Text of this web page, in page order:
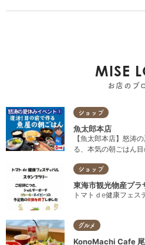
MISE
お店のブ
ショップ
魚太郎本店
【魚太郎本店】怒涛
る、本気の朝ごはん
ショップ
東海市観光物産プラ
トマトｄe健康フェス
グルメ
KonoMachi Cafe